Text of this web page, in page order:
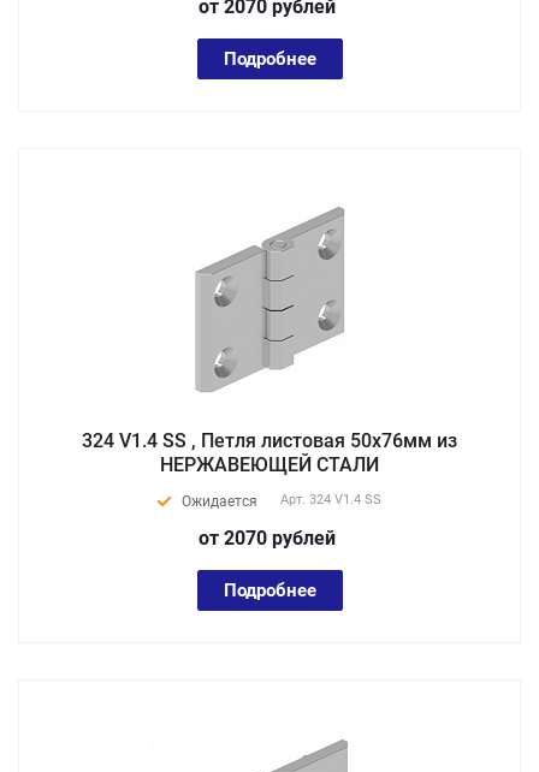
от 2070 рублей
Подробнее
324 V1.4 SS , Петля листовая 50х76мм из
НЕРЖАВЕЮЩЕЙ СТАЛИ
Ожидается Арт. 324 V1.4 SS
от 2070 рублей
Подробнее